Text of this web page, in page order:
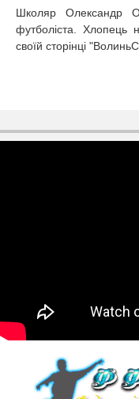
Школяр Олександр
футболіста.
своїй сторінці